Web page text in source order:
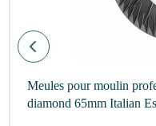
Meules pour moulin
diamond 65mm Italian